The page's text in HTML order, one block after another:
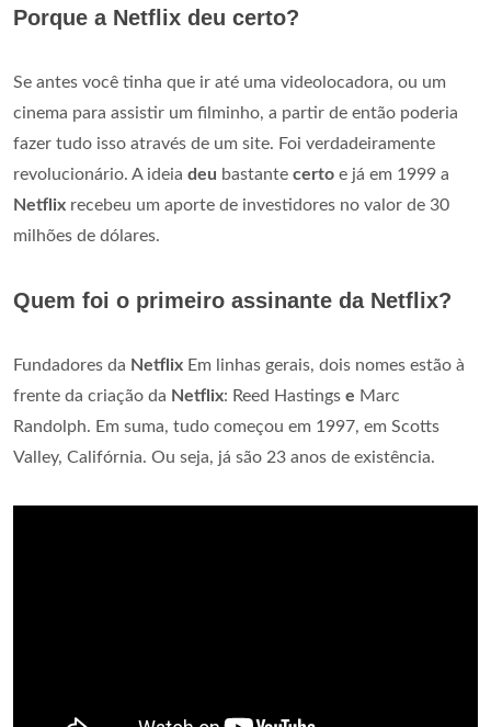
Porque a Netflix deu certo?
Se antes você tinha que ir até uma videolocadora, ou um
cinema para assistir um filminho, a partir de então poderia
fazer tudo isso através de um site. Foi verdadeiramente
revolucionário. A ideia deu bastante certo e já em 1999 a
Netflix recebeu um aporte de investidores no valor de 30
milhões de dólares.
Quem foi o primeiro assinante da Netflix?
Fundadores da Netflix Em linhas gerais, dois nomes estão à
frente da criação da Netflix: Reed Hastings e Marc
Randolph. Em suma, tudo começou em 1997, em Scotts
Valley, Califórnia. Ou seja, já são 23 anos de existência.